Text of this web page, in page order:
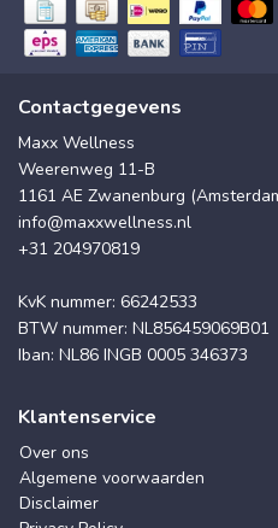
Contactgegevens
Maxx Wellness
Weerenweg 11-B
1161 AE Zwanenburg
info@maxxwellness.nl
+31 204970819
KvK nummer: 66242533
BTW nummer: NL856459069B01
Iban: NL86 INGB 0005 346373
Klantenservice
Over ons
Algemene voorwaarden
Disclaimer